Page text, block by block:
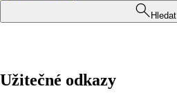
Hledat
Užitečné odkazy